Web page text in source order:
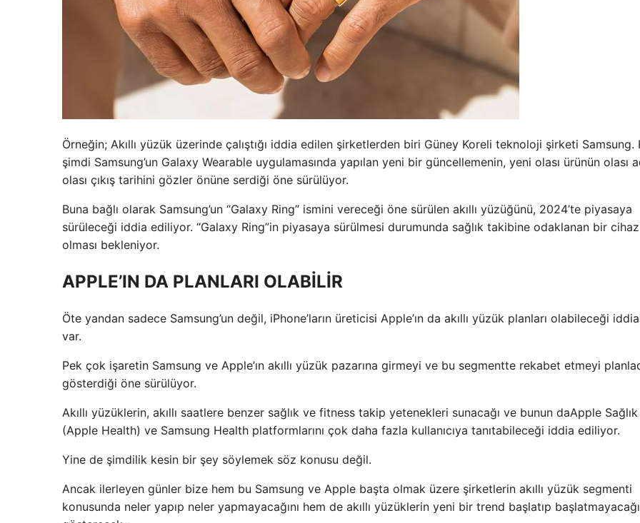
Örneğin; Akıllı yüzük üzerinde çalıştığı iddia edilen şirketlerden biri Güney Koreli teknoloji şirketi Samsung.
şimdi Samsung’un Galaxy Wearable uygulamasında yapılan yeni bir güncellemenin, yeni olası ürünün olası
olası çıkış tarihini gözler önüne serdiği öne sürülüyor.
Buna bağlı olarak Samsung’un “Galaxy Ring” ismini vereceği öne sürülen akıllı yüzüğünü, 2024’te piyasaya
sürüleceği iddia ediliyor. “Galaxy Ring”in piyasaya sürülmesi durumunda sağlık takibine odaklanan bir cihaz
olması bekleniyor.
APPLE’IN DA PLANLARI OLABİLİR
Öte yandan sadece Samsung’un değil, iPhone’ların üreticisi Apple’ın da akıllı yüzük planları olabileceği
var.
Pek çok işaretin Samsung ve Apple’ın akıllı yüzük pazarına girmeyi ve bu segmentte rekabet etmeyi
gösterdiği öne sürülüyor.
Akıllı yüzüklerin, akıllı saatlere benzer sağlık ve fitness takip yetenekleri sunacağı ve bunun daApple Sağlık
(Apple Health) ve Samsung Health platformlarını çok daha fazla kullanıcıya tanıtabileceği iddia ediliyor.
Yine de şimdilik kesin bir şey söylemek söz konusu değil.
Ancak ilerleyen günler bize hem bu Samsung ve Apple başta olmak üzere şirketlerin akıllı yüzük segmenti
konusunda neler yapıp neler yapmayacağını hem de akıllı yüzüklerin yeni bir trend başlatıp